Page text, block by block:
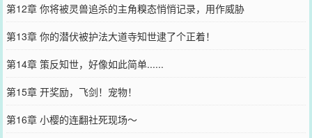
第12章 你将被灵兽追杀的主角糗态悄悄记录，用作威胁
第13章 你的潜伏被护法大道寺知世逮了个正着！
第14章 策反知世，好像如此简单......
第15章 开奖励，飞剑！宠物！
第16章 小樱的连翻社死现场～